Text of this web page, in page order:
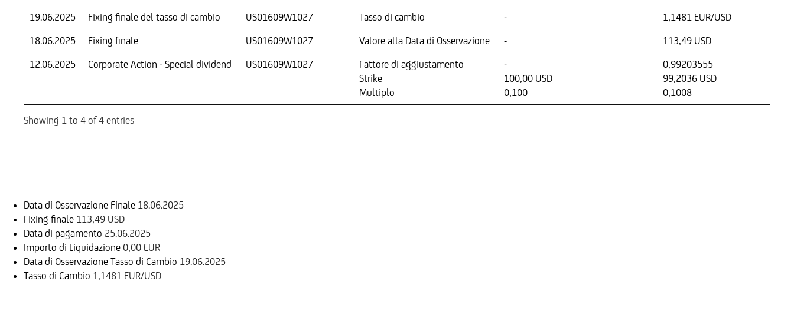
19.06.2025
Fixing finale del tasso di cambio US01609W1027 Tasso di cambio -
1,1481 EUR/USD
18.06.2025
Fixing finale US01609W1027 Valore alla Data di Osservazione -
113,49 USD
12.06.2025
Corporate Action - Special dividend US01609W1027
Fattore di aggiustamento
Strike
Multiplo
-
100,00 USD
0,100
0,99203555
99,2036 USD
0,1008
Showing 1 to 4 of 4 entries
Data di Osservazione Finale 18.06.2025
Fixing finale 113,49 USD
Data di pagamento 25.06.2025
Importo di Liquidazione 0,00 EUR
Data di Osservazione Tasso di Cambio 19.06.2025
Tasso di Cambio 1,1481 EUR/USD